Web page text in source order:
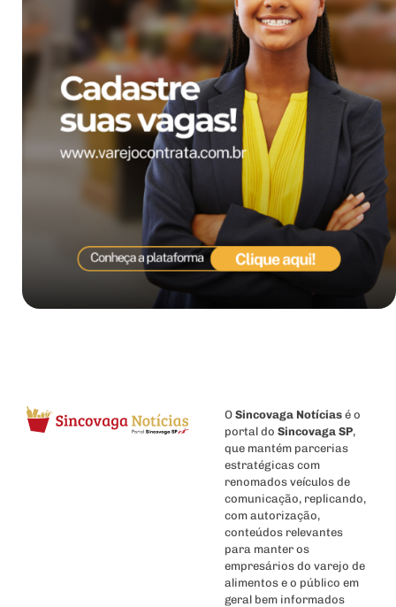
O Sincovaga Notícias é o
portal do Sincovaga SP,
que mantém parcerias
estratégicas com
renomados veículos de
comunicação, replicando,
com autorização,
conteúdos relevantes
para manter os
empresários do varejo de
alimentos e o público em
geral bem informados